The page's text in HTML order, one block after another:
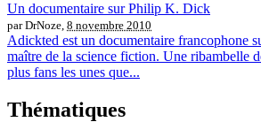
Un documentaire sur Philip K. Dick
par DrNoze, 8 novembre 2010
Adickted est un documentaire francophone
maître de la science fiction. Une ribambelle
plus fans les unes que...
Thématiques